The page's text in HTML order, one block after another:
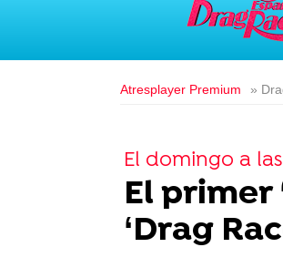
Atresplayer Premium »
El domingo a las
El primer
‘Drag